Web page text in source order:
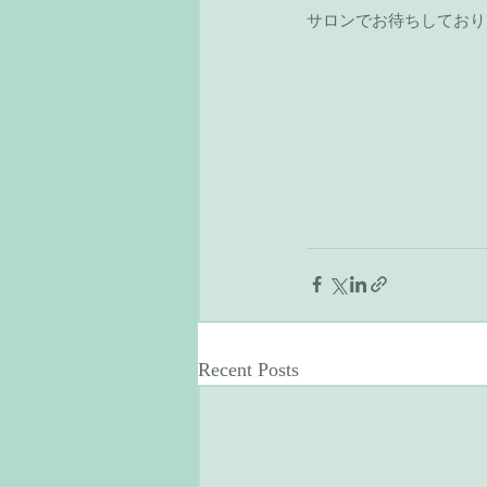
サロンでお待ちしてお
Recent Posts